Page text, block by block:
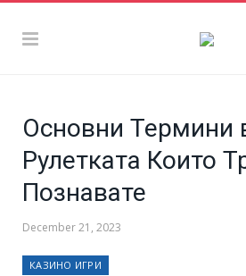
Основни Термини
Рулетката Които
Познавате
December 21, 2023
КАЗИНО ИГРИ